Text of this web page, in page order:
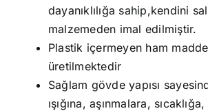
dayanıklılığa sahip,kendini
malzemeden imal edilmiştir.
Plastik içermeyen ham
üretilmektedir
Sağlam gövde yapısı
ışığına, aşınmalara,